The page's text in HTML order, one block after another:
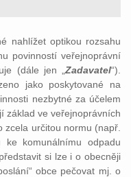
nahlížet optikou rozsahu
povinností veřejnoprávní
(dále jen „ Zadavatel“).
jako poskytované na
nezbytné za účelem
základ ve veřejnoprávních
určitou normu (např.
ke komunálnímu odpadu
si lze i o obecněji
obce pečovat mj. o